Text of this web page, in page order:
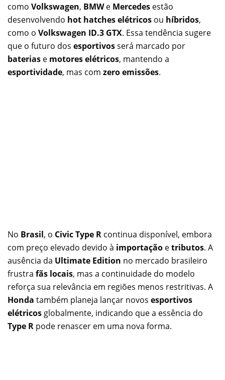
como Volkswagen, BMWe Mercedes estão
desenvolvendo hot hatches elétricos ou híbridos,
como o Volkswagen ID.3 GTX. Essa tendência sugere
que o futuro dos esportivosserá marcado por
baterias e motores elétricos, mantendo a
esportividade, mas com zero emissões.
No Brasil, o Civic Type R continua disponível, embora
com preço elevado devido à importação etributos. A
ausência da Ultimate Edition no mercado brasileiro
frustra fãs locais, mas a continuidade do modelo
reforça sua relevância em regiões menos restritivas. A
Honda também planeja lançar novos esportivos
elétricos globalmente, indicando que a essência do
Type R pode renascer em uma nova forma.